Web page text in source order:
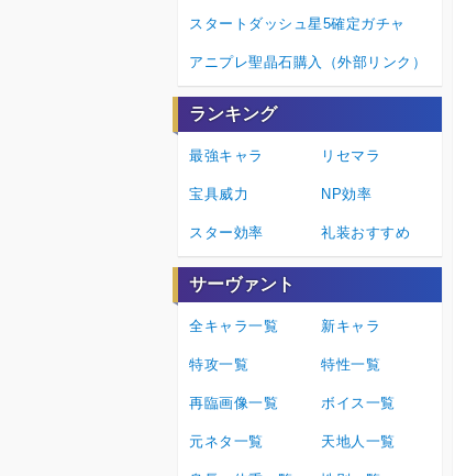
スタートダッシュ星5確定ガチャ
アニプレ聖晶石購入（外部リンク）
ランキング
最強キャラ リセマラ
宝具威力 NP効率
スター効率 礼装おすすめ
サーヴァント
全キャラ一覧 新キャラ
特攻一覧 特性一覧
再臨画像一覧 ボイス一覧
元ネタ一覧 天地人一覧